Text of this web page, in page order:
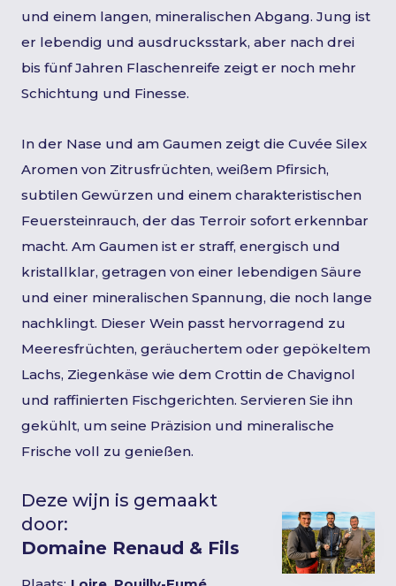
und einem langen, mineralischen Abgang. Jung ist
er lebendig und ausdrucksstark, aber nach drei
bis fünf Jahren Flaschenreife zeigt er noch mehr
Schichtung und Finesse.
In der Nase und am Gaumen zeigt die Cuvée Silex
Aromen von Zitrusfrüchten, weißem Pfirsich,
subtilen Gewürzen und einem charakteristischen
Feuersteinrauch, der das Terroir sofort erkennbar
macht. Am Gaumen ist er straff, energisch und
kristallklar, getragen von einer lebendigen Säure
und einer mineralischen Spannung, die noch lange
nachklingt. Dieser Wein passt hervorragend zu
Meeresfrüchten, geräuchertem oder gepökeltem
Lachs, Ziegenkäse wie dem Crottin de Chavignol
und raffinierten Fischgerichten. Servieren Sie ihn
gekühlt, um seine Präzision und mineralische
Frische voll zu genießen.
Deze wijn is gemaakt
door:
Domaine Renaud & Fils